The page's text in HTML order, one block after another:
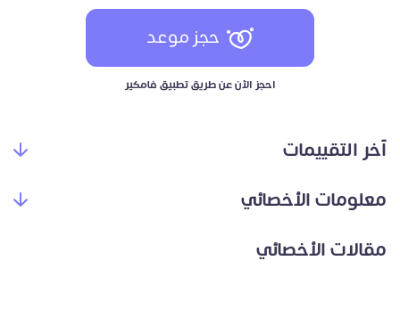
حجز موعد
احجز الآن عن طريق تطبيق فامكير
معلومات الأخصائي
مقالات الأخصائي
آخر التقييمات